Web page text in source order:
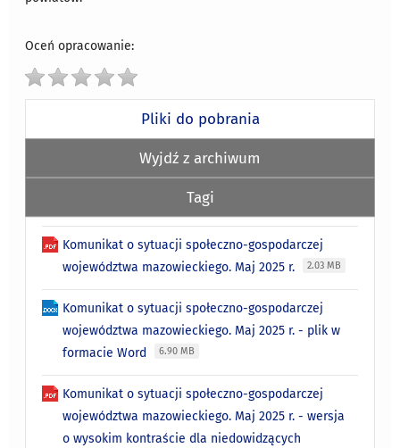
Oceń opracowanie:
Pliki do pobrania
Wyjdź z archiwum
Tagi
Komunikat o sytuacji społeczno-gospodarczej
województwa mazowieckiego. Maj 2025 r.
2.03 MB
Komunikat o sytuacji społeczno-gospodarczej
województwa mazowieckiego. Maj 2025 r. - plik w
formacie Word
6.90 MB
Komunikat o sytuacji społeczno-gospodarczej
województwa mazowieckiego. Maj 2025 r. - wersja
o wysokim kontraście dla niedowidzących